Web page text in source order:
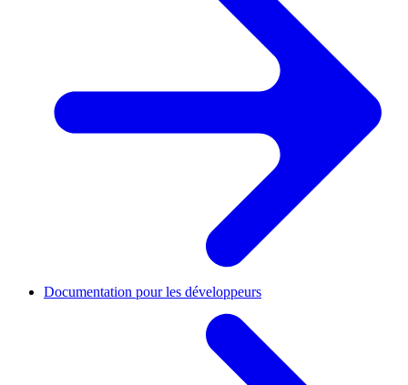
Documentation pour les développeurs